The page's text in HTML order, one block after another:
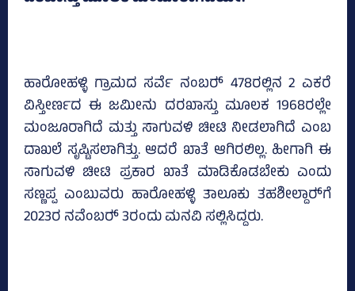
ಹಾರೋಹಳ್ಳಿ ಗ್ರಾಮದ ಸರ್ವೆ ನಂಬರ್‍‌ 478ರಲ್ಲಿನ 2 ಎಕರೆ
ವಿಸ್ತೀರ್ಣದ ಈ ಜಮೀನು ದರಖಾಸ್ತು ಮೂಲಕ 1968ರಲ್ಲೇ
ಮಂಜೂರಾಗಿದೆ ಮತ್ತು ಸಾಗುವಳಿ ಚೀಟಿ ನೀಡಲಾಗಿದೆ ಎಂಬ
ದಾಖಲೆ ಸೃಷ್ಟಿಸಲಾಗಿತ್ತು. ಆದರೆ ಖಾತೆ ಆಗಿರಲಿಲ್ಲ. ಹೀಗಾಗಿ ಈ
ಸಾಗುವಳಿ ಚೀಟಿ ಪ್ರಕಾರ ಖಾತೆ ಮಾಡಿಕೊಡಬೇಕು ಎಂದು
ಸಣ್ಣಪ್ಪ ಎಂಬುವರು ಹಾರೋಹಳ್ಳಿ ತಾಲೂಕು ತಹಶೀಲ್ದಾರ್‍‌ಗೆ
2023ರ ನವೆಂಬರ್‍‌ 3ರಂದು ಮನವಿ ಸಲ್ಲಿಸಿದ್ದರು.